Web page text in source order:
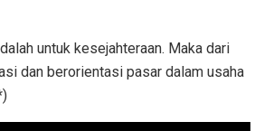
untuk kesejahteraan. Maka dari
dan berorientasi pasar dalam usaha